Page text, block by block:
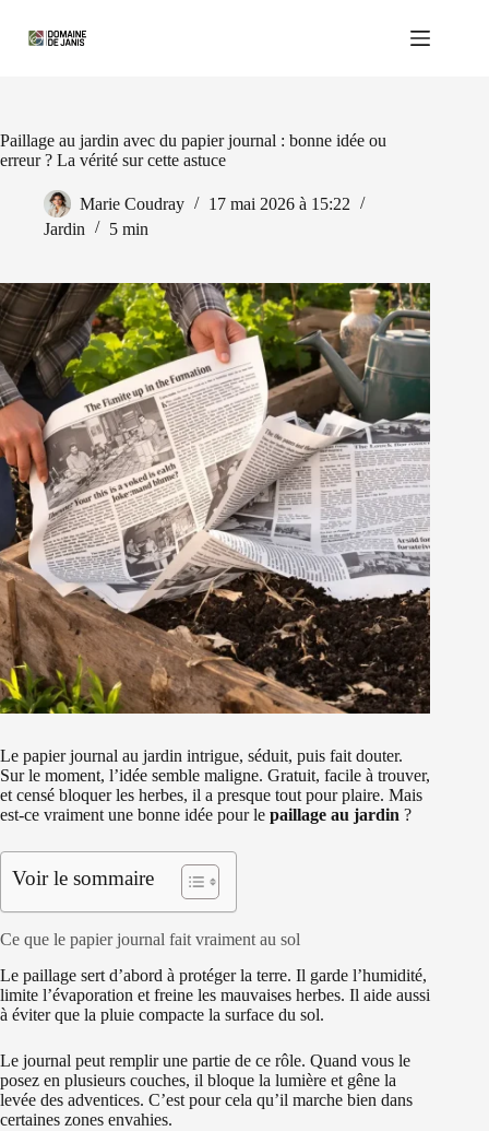
contenu
Paillage au jardin avec du papier journal : bonne idée ou
erreur ? La vérité sur cette astuce
Marie Coudray
17 mai 2026 à 15:22
Jardin
5 min
Le papier journal au jardin intrigue, séduit, puis fait douter.
Sur le moment, l’idée semble maligne. Gratuit, facile à trouver,
et censé bloquer les herbes, il a presque tout pour plaire. Mais
est-ce vraiment une bonne idée pour le paillage au jardin ?
Voir le sommaire
Ce que le papier journal fait vraiment au sol
Le paillage sert d’abord à protéger la terre. Il garde l’humidité,
limite l’évaporation et freine les mauvaises herbes. Il aide aussi
à éviter que la pluie compacte la surface du sol.
Le journal peut remplir une partie de ce rôle. Quand vous le
posez en plusieurs couches, il bloque la lumière et gêne la
levée des adventices. C’est pour cela qu’il marche bien dans
certaines zones envahies.